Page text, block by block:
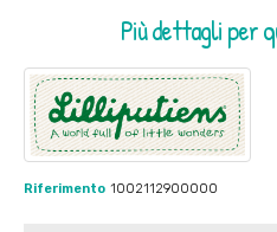
Più dettagli per
Riferimento 1002112900000